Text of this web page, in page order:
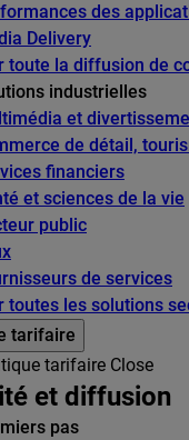
des
Delivery
toute la diffusion de
industrielles
et
de détail,
financiers
et sciences de la vie
public
de services
toutes les solutions
tarifaire
tarifaire Close
et diffusion
pas